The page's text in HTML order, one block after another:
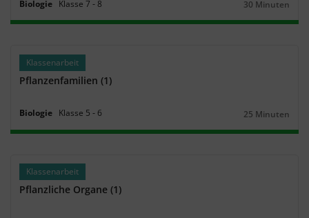
Biologie Klasse 7 ‐ 8
Dauer:
30 Minuten
Klassenarbeit
Pflanzenfamilien (1)
Biologie Klasse 5 ‐ 6
Dauer:
25 Minuten
Klassenarbeit
Pflanzliche Organe (1)